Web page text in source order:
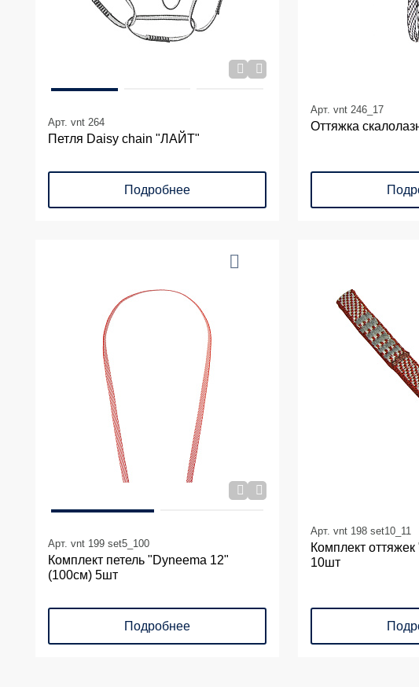
Арт. vnt 264
Петля Daisy chain "ЛАЙТ"
Подробнее
Арт. vnt 246_17
Оттяжка
Арт. vnt 199 set5_100
Комплект петель "Dyneema 12"
(100см) 5шт
Подробнее
Арт. vnt 198 set10_11
Комплект
10шт